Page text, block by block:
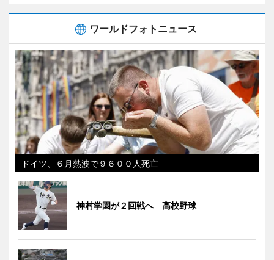
ワールドフォトニュース
ドイツ、６月熱波で９６００人死亡
神村学園が２回戦へ 高校野球